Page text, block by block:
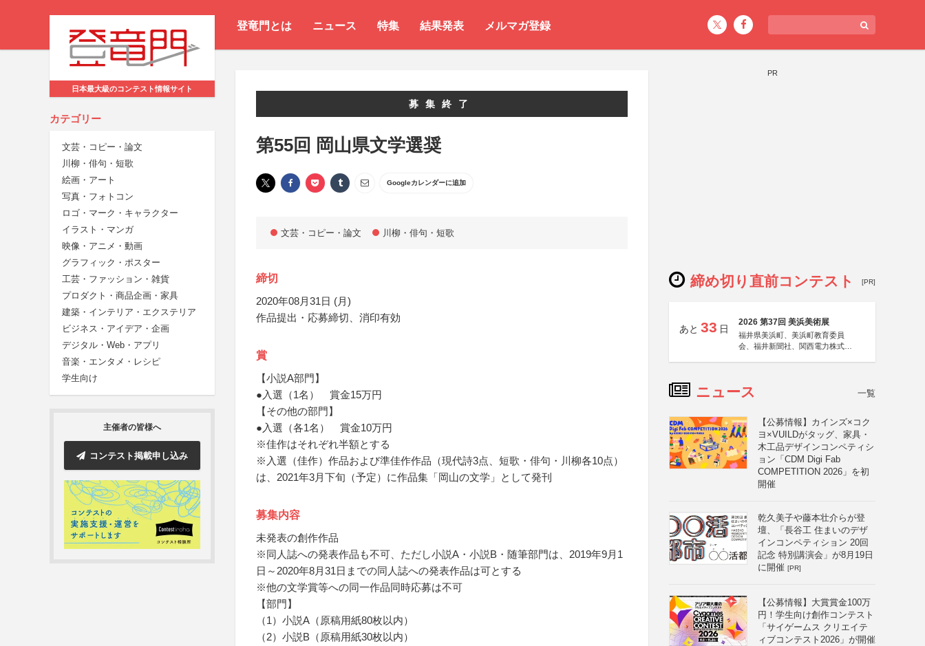
登竜門とは ニュース 特集 結果発表 メルマガ登録
日本最大級のコンテスト情報サイト
カテゴリー
文芸・コピー・論文
川柳・俳句・短歌
絵画・アート
写真・フォトコン
ロゴ・マーク・キャラクター
イラスト・マンガ
映像・アニメ・動画
グラフィック・ポスター
工芸・ファッション・雑貨
プロダクト・商品企画・家具
建築・インテリア・エクステリア
ビジネス・アイデア・企画
デジタル・Web・アプリ
音楽・エンタメ・レシピ
学生向け
主催者の皆様へ
コンテスト掲載申し込み
募集終了
第55回 岡山県文学選奨
Googleカレンダーに追加
文芸・コピー・論文 川柳・俳句・短歌
締切
2020年08月31日 (月)
作品提出・応募締切、消印有効
賞
【小説A部門】
●入選（1名） 賞金15万円
【その他の部門】
●入選（各1名） 賞金10万円
※佳作はそれぞれ半額とする
※入選（佳作）作品および準佳作作品（現代詩3点、短歌・俳句・川柳各10点）
は、2021年3月下旬（予定）に作品集「岡山の文学」として発刊
募集内容
未発表の創作作品
※同人誌への発表作品も不可、ただし小説A・小説B・随筆部門は、2019年9月1
日～2020年8月31日までの同人誌への発表作品は可とする
※他の文学賞等への同一作品同時応募は不可
【部門】
（1）小説A（原稿用紙80枚以内）
（2）小説B（原稿用紙30枚以内）
PR
締め切り直前コンテスト [PR]
あと 33 日
2026 第37回 美浜美術展
福井県美浜町、美浜町教育委員
会、福井新聞社、関西電力株式会
ニュース 一覧
【公募情報】カインズ×コク
ヨ×VUILDがタッグ、家具・
木工品デザインコンペティシ
ョン「CDM Digi Fab
COMPETITION 2026」を初
開催
乾久美子や藤本壮介らが登
壇、「長谷工 住まいのデザ
インコンペティション 20回
記念 特別講演会」が8月19日
に開催 [PR]
【公募情報】大賞賞金100万
円！学生向け創作コンテスト
「サイゲームス クリエイテ
ィブコンテスト2026」が開催